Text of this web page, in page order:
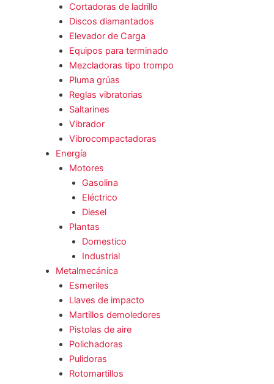
Cortadoras de ladrillo
Discos diamantados
Elevador de Carga
Equipos para terminado
Mezcladoras tipo trompo
Pluma grúas
Reglas vibratorias
Saltarines
Vibrador
Vibrocompactadoras
Energía
Motores
Gasolina
Eléctrico
Diesel
Plantas
Domestico
Industrial
Metalmecánica
Esmeriles
Llaves de impacto
Martillos demoledores
Pistolas de aire
Polichadoras
Pulidoras
Rotomartillos